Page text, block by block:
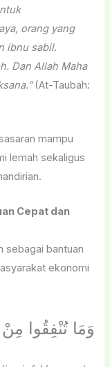
orang yang
ibnu sabil.
Dan Allah Maha
(At-Taubah:
mampu
lemah sekaligus
Cepat dan
sebagai bantuan
ekonomi
وَمَا تُنْفِقُوا